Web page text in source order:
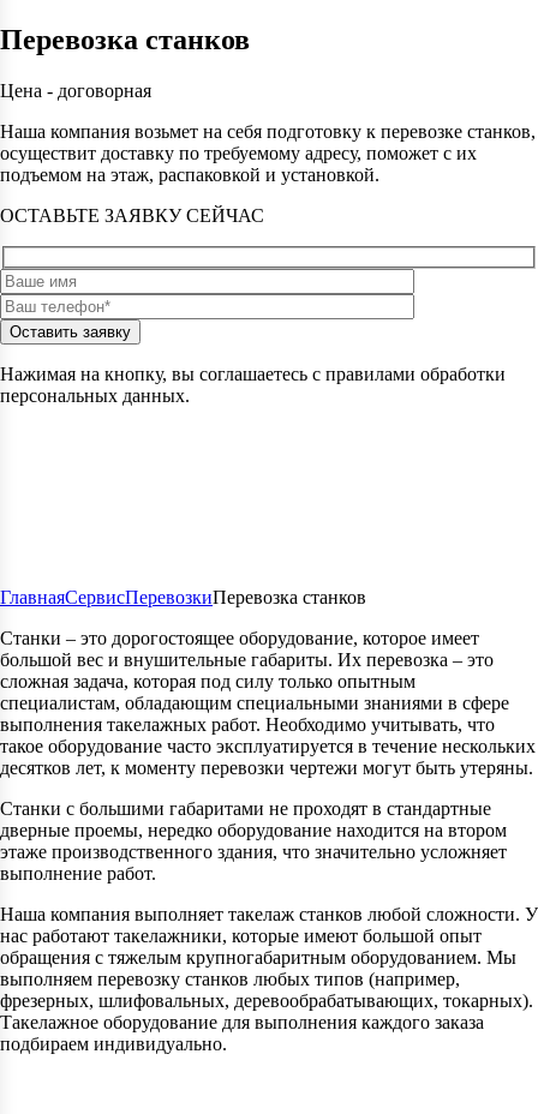
Перевозка станков
Цена - договорная
Наша компания возьмет на себя подготовку к перевозке станков,
осуществит доставку по требуемому адресу, поможет с их
подъемом на этаж, распаковкой и установкой.
ОСТАВЬТЕ ЗАЯВКУ СЕЙЧАС
Оставить заявку
Нажимая на кнопку, вы соглашаетесь с правилами обработки
персональных данных.
ГлавнаяСервисПеревозкиПеревозка станков
Станки – это дорогостоящее оборудование, которое имеет
большой вес и внушительные габариты. Их перевозка – это
сложная задача, которая под силу только опытным
специалистам, обладающим специальными знаниями в сфере
выполнения такелажных работ. Необходимо учитывать, что
такое оборудование часто эксплуатируется в течение нескольких
десятков лет, к моменту перевозки чертежи могут быть утеряны.
Станки с большими габаритами не проходят в стандартные
дверные проемы, нередко оборудование находится на втором
этаже производственного здания, что значительно усложняет
выполнение работ.
Наша компания выполняет такелаж станков любой сложности. У
нас работают такелажники, которые имеют большой опыт
обращения с тяжелым крупногабаритным оборудованием. Мы
выполняем перевозку станков любых типов (например,
фрезерных, шлифовальных, деревообрабатывающих, токарных).
Такелажное оборудование для выполнения каждого заказа
подбираем индивидуально.